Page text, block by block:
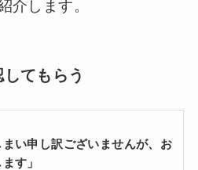
介します。
てもらう
まい申し訳ございませんが、お
す」